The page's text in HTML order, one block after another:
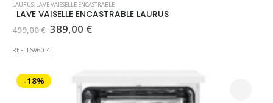
LAURUS, LAVE VAISSELLE ENCASTRABLE
LAVE VAISELLE ENCASTRABLE LAURUS
499,00€ Le
initial
389,00 €Le
REF: LSV60-4
-18%